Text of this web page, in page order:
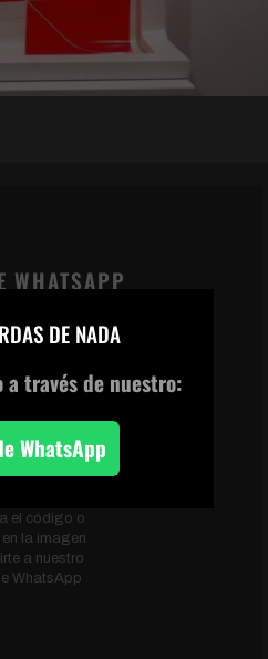
WHATSAPP
el código o
en la imagen
a nuestro
WhatsApp
DE NADA
a través de nuestro:
WhatsApp